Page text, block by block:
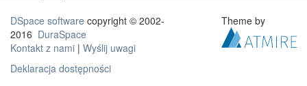
DSpace software copyright © 2002-
2016 DuraSpace
Kontakt z nami | Wyślij uwagi
Deklaracja dostępności
Theme by